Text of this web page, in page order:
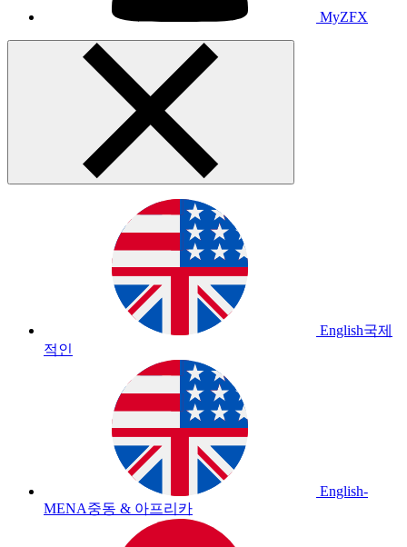
MyZFX
English국제
적인
English-
MENA중동 & 아프리카